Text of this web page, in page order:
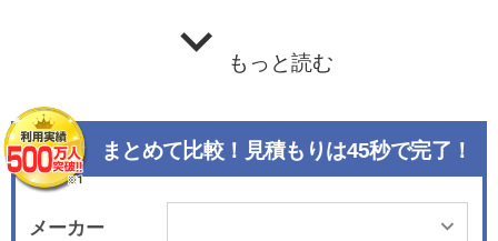
もっと読む
まとめて比較！見積もりは45秒で完了！
メーカー